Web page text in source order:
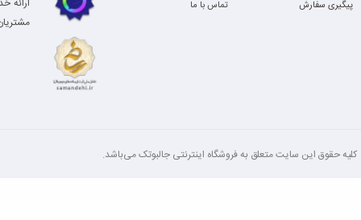
پیگیری سفارش
تماس با ما
ارائه
کلیه‌ حقوق این سایت متعلق به فروشگاه اینترنتی جالبوتک می‌باشد.